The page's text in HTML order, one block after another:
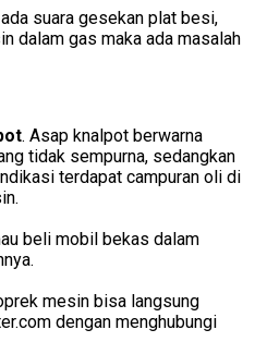
suara gesekan plat besi,
dalam gas maka ada masalah
. Asap knalpot berwarna
tidak sempurna, sedangkan
terdapat campuran oli di
beli mobil bekas dalam
mesin bisa langsung
dengan menghubungi